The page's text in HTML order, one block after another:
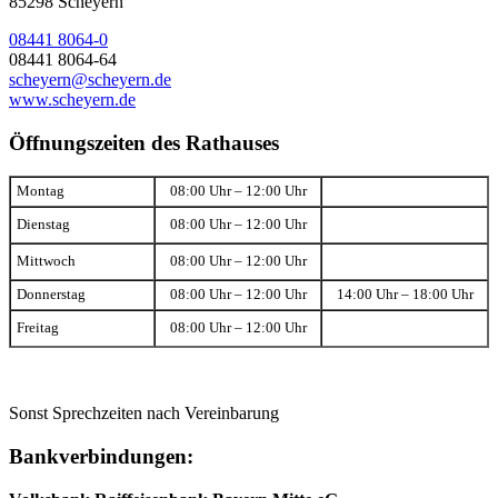
08441 8064-0
08441 8064-64
scheyern@scheyern.de
www.scheyern.de
Öffnungszeiten des Rathauses
Montag 08:00 Uhr – 12:00 Uhr
Dienstag 08:00 Uhr – 12:00 Uhr
Mittwoch 08:00 Uhr – 12:00 Uhr
Donnerstag 08:00 Uhr – 12:00 Uhr 14:00 Uhr – 18:00 Uhr
Freitag 08:00 Uhr – 12:00 Uhr
Sonst Sprechzeiten nach Vereinbarung
Bankverbindungen: